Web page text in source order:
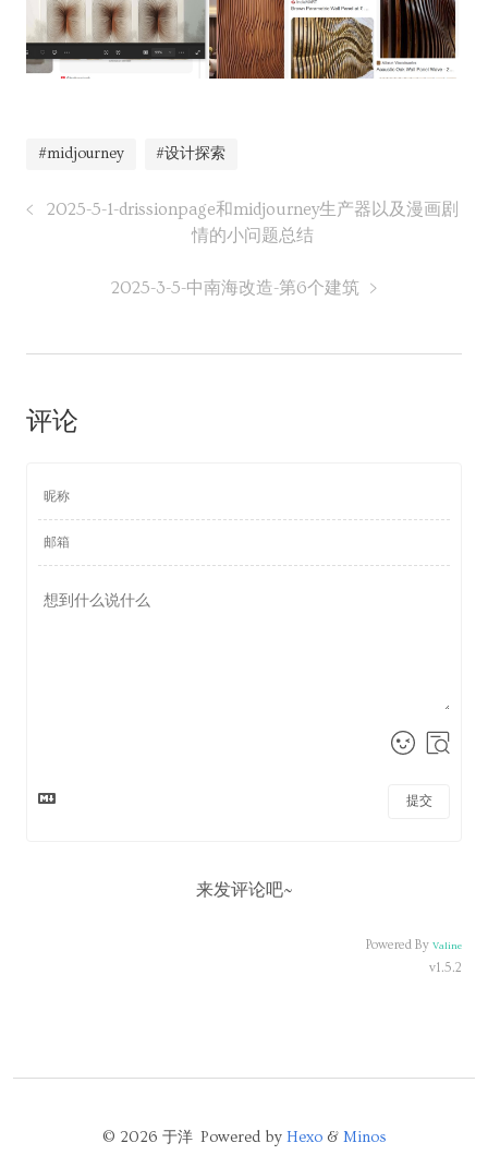
#midjourney #设计探索
2025-5-1-drissionpage和midjourney生产器以及漫画剧
情的小问题总结
2025-3-5-中南海改造-第6个建筑
评论
提交
来发评论吧~
Powered By Valine
v1.5.2
© 2026 于洋 Powered by Hexo& Minos